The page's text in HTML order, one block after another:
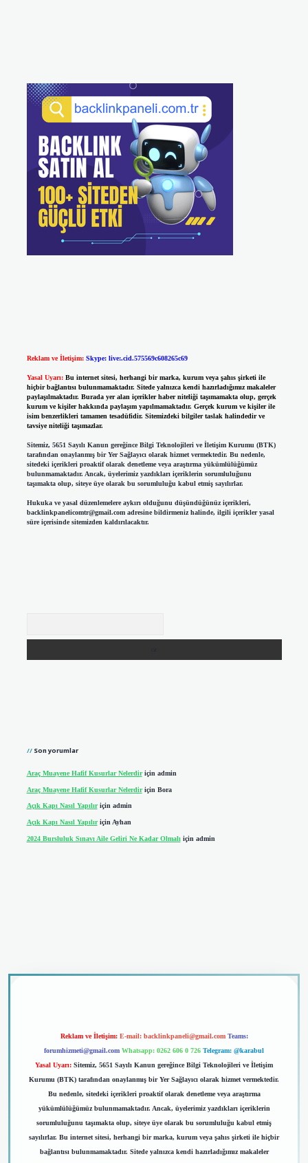
Reklam ve İletişim: Skype: live:.cid.575569c608265c69
Yasal Uyarı: Bu internet sitesi, herhangi bir marka, kurum veya şahıs şirketi ile
hiçbir bağlantısı bulunmamaktadır. Sitede yalnızca kendi hazırladığımız makaleler
paylaşılmaktadır. Burada yer alan içerikler haber niteliği taşımamakta olup, gerçek
kurum ve kişiler hakkında paylaşım yapılmamaktadır. Gerçek kurum ve kişiler ile
isim benzerlikleri tamamen tesadüfidir. Sitemizdeki bilgiler taslak halindedir ve
tavsiye niteliği taşımazlar.
Sitemiz, 5651 Sayılı Kanun gereğince Bilgi Teknolojileri ve İletişim Kurumu (BTK)
tarafından onaylanmış bir Yer Sağlayıcı olarak hizmet vermektedir. Bu nedenle,
sitedeki içerikleri proaktif olarak denetleme veya araştırma yükümlülüğümüz
bulunmamaktadır. Ancak, üyelerimiz yazdıkları içeriklerin sorumluluğunu
taşımakta olup, siteye üye olarak bu sorumluluğu kabul etmiş sayılırlar.
Hukuka ve yasal düzenlemelere aykırı olduğunu düşündüğünüz içerikleri,
backlinkpanelicomtr@gmail.comadresine bildirmeniz halinde, ilgili içerikler yasal
süre içerisinde sitemizden kaldırılacaktır.
Son yorumlar
Araç Muayene Hafif Kusurlar Nelerdiriçin admin
Araç Muayene Hafif Kusurlar Nelerdiriçin Bora
Açık Kapı Nasıl Yapılıriçin admin
Açık Kapı Nasıl Yapılıriçin Ayhan
2024 Bursluluk Sınavı Aile Geliri Ne Kadar Olmalıiçin admin
Reklam ve İletişim: E-mail: backlinkpaneli@gmail.com Teams:
forumhizmeti@gmail.com Whatsapp: 0262 606 0 726 Telegram: @karabul
Yasal Uyarı: Sitemiz, 5651 Sayılı Kanun gereğince Bilgi Teknolojileri ve İletişim
Kurumu (BTK) tarafından onaylanmış bir Yer Sağlayıcı olarak hizmet vermektedir.
Bu nedenle, sitedeki içerikleri proaktif olarak denetleme veya araştırma
yükümlülüğümüz bulunmamaktadır. Ancak, üyelerimiz yazdıkları içeriklerin
sorumluluğunu taşımakta olup, siteye üye olarak bu sorumluluğu kabul etmiş
sayılırlar. Bu internet sitesi, herhangi bir marka, kurum veya şahıs şirketi ile hiçbir
bağlantısı bulunmamaktadır. Sitede yalnızca kendi hazırladığımız makaleler